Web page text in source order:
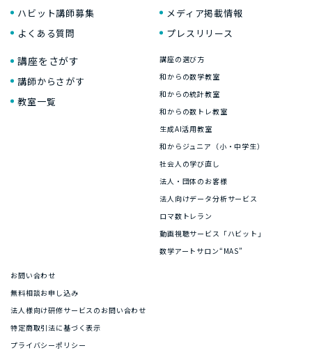
ハビット講師募集
よくある質問
メディア掲載情報
プレスリリース
講座をさがす
講師からさがす
教室一覧
講座の選び方
和からの数学教室
和からの統計教室
和からの数トレ教室
生成AI活用教室
和からジュニア（小・中学生）
社会人の学び直し
法人・団体のお客様
法人向けデータ分析サービス
ロマ数トレラン
動画視聴サービス「ハビット」
数学アートサロン“MAS”
お問い合わせ
無料相談お申し込み
法人様向け研修サービスのお問い合わせ
特定商取引法に基づく表示
プライバシーポリシー